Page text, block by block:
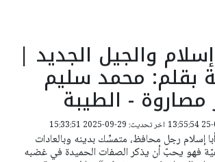
والجيل الجديد |
بقلم: محمد سليم
مصاروة - الطيبة
25- اخر تحديث: 29-09-2025 15:33:51
إسلام رجل محافظ، متمسِّك بدينه وبالعادات
فهو يحبّ أن يذكر الصفات الحميدة في غضبه